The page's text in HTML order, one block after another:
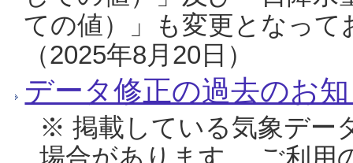
ての値）」も変更となっ
（2025年8月20日）
データ修正の過去のお
※ 掲載している気象デー